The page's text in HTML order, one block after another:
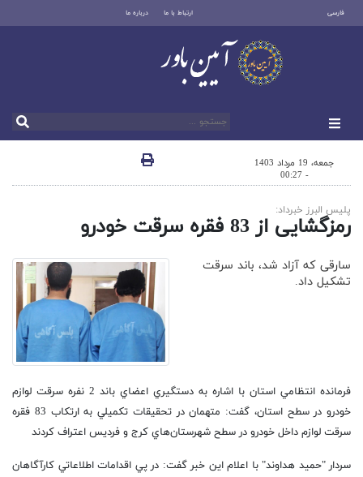
فارسی ارتباط با ما درباره ما
جمعه، 19 مرداد 1403
- 00:27
پليس البرز خبرداد:
رمزگشايی از 83 فقره سرقت خودرو
سارقی که آزاد شد، باند سرقت
تشکیل داد.
فرمانده انتظامي استان با اشاره به دستگيري اعضاي باند 2 نفره سرقت لوازم
خودرو در سطح استان، گفت: متهمان در تحقيقات تکميلي به ارتکاب 83 فقره
سرقت لوازم داخل خودرو در سطح شهرستان‌هاي کرج و فرديس اعتراف کردند
سردار "حميد هداوند" با اعلام اين خبر گفت: در پي اقدامات اطلاعاتي کارآگاهان